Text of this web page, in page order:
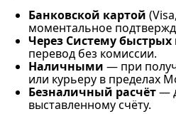
Банковской картой
моментальное
Через Систему
перевод без комиссии.
Наличными — при
или курьеру в пределах
Безналичный расчёт—
выставленному счёту.